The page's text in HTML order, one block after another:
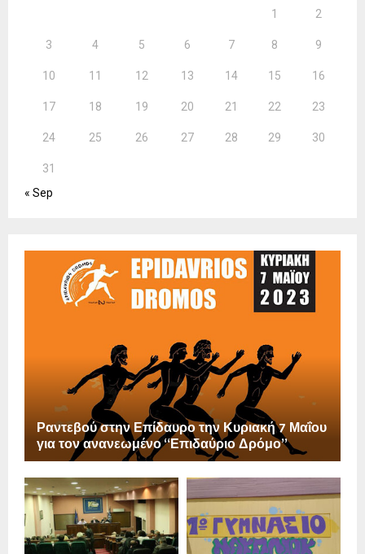
1 2
3 4 5 6 7 8 9
10 11 12 13 14 15 16
17 18 19 20 21 22 23
24 25 26 27 28 29 30
31
« Sep
Ραντεβού στην Επίδαυρο την Κυριακή 7 Μαΐου
για τον ανανεωμένο “Επιδαύριο Δρόμο”